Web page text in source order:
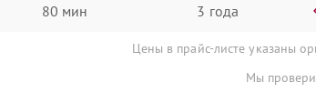
80 мин 3 года
Цены в прайс-листе указаны
Мы